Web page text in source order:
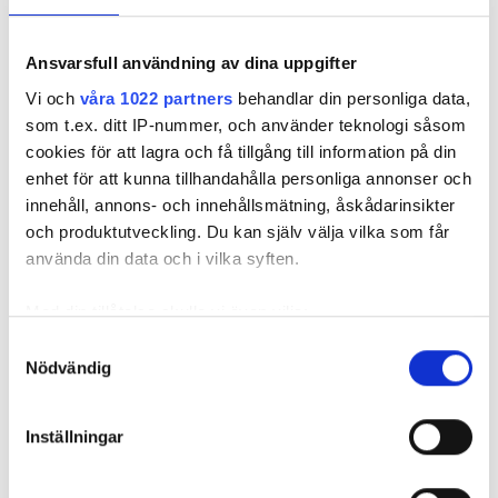
Ansvarsfull användning av dina uppgifter
Vi och våra 1022 partners behandlar din personliga data,
som t.ex. ditt IP-nummer, och använder teknologi såsom
cookies för att lagra och få tillgång till information på din
enhet för att kunna tillhandahålla personliga annonser och
innehåll, annons- och innehållsmätning, åskådarinsikter
och produktutveckling. Du kan själv välja vilka som får
använda din data och i vilka syften.
Med din tillåtelse skulle vi även vilja:
som kan ha en noggrannhet på upp till flera meter
Ta reda på mer om hur dina personliga uppgifter
Nödvändig
Inställningar
Ventilationsjätte gör sig av
med 180 anställda
PUBLICERAD 28 NOV 2024, 10:04